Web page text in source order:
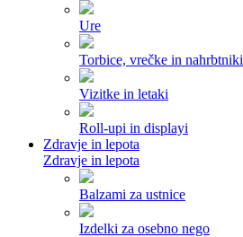
Ure
Torbice, vrečke in nahrbtniki
Vizitke in letaki
Roll-upi in displayi
Zdravje in lepota
Zdravje in lepota
Balzami za ustnice
Izdelki za osebno nego